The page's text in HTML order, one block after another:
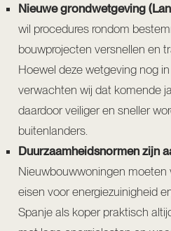
Nieuwe grondwetgeving
wil procedures rondom
bouwprojecten versnellen en
Hoewel deze wetgeving nog
verwachten wij dat komende
daardoor veiliger en sneller
buitenlanders.
Duurzaamheidsnormen zijn
Nieuwbouwwoningen moeten
eisen voor energiezuinigheid
Spanje als koper praktisch